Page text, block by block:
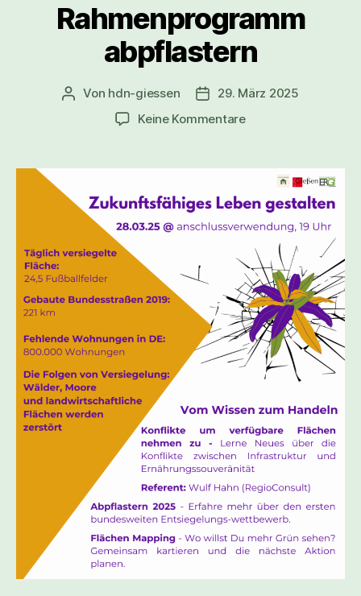
Rahmenprogramm
abpflastern
Von hdn-giessen
29. März 2025
Keine Kommentare